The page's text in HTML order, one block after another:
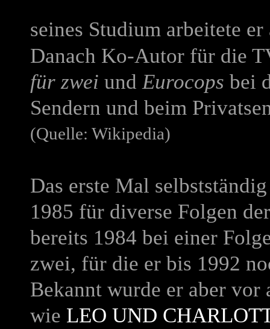
seines Studium arbeitete
Danach Ko-Autor für die
für zwei undEurocops bei
Sendern und beim
(Quelle: Wikipedia)
Das erste Mal
1985 für diverse Folgen
bereits 1984 bei einer
zwei, für die er bis 1992
Bekannt wurde er aber
wie LEO UND